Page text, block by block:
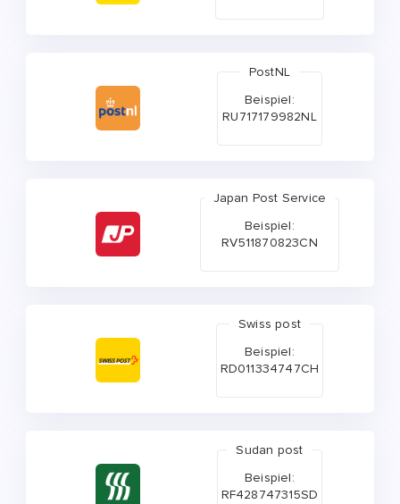
PostNL
Beispiel:
RU717179982NL
Japan Post Service
Beispiel:
RV511870823CN
Swiss post
Beispiel:
RD011334747CH
Sudan post
Beispiel:
RF428747315SD